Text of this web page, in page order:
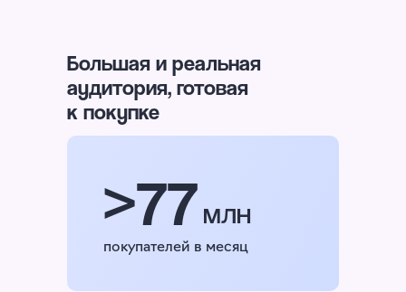
Большая и реальная
аудитория, готовая
к покупке
>77млн
покупателей в месяц